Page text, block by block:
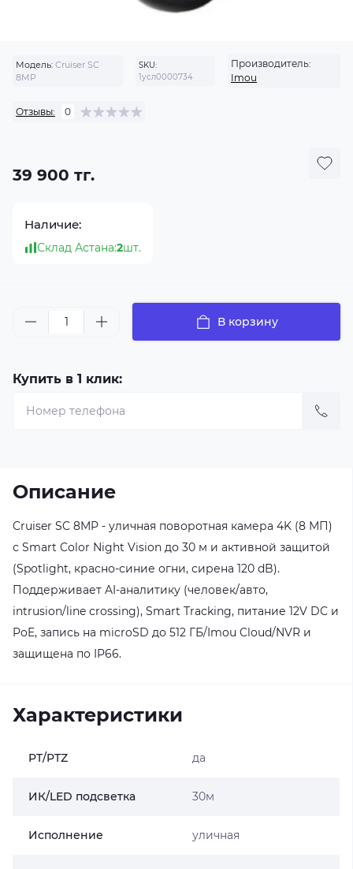
Модель: Cruiser SC
8MP
SKU:
1усл0000734
Производитель:
Imou
Отзывы: 0
39 900 тг.
Наличие:
Склад Астана:2шт.
В корзину
Купить в 1 клик:
Описание
Cruiser SC 8MP - уличная поворотная камера 4K (8 МП)
с Smart Color Night Vision до 30 м и активной защитой
(Spotlight, красно-синие огни, сирена 120 dB).
Поддерживает AI-аналитику (человек/авто,
intrusion/line crossing), Smart Tracking, питание 12V DC и
PoE, запись на microSD до 512 ГБ/Imou Cloud/NVR и
защищена по IP66.
Характеристики
PT/PTZ да
ИК/LED подсветка 30м
Исполнение уличная